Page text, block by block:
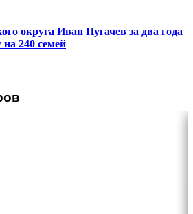
округа Иван Пугачев за два года
240 семей